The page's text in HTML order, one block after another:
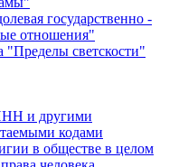
государственно -
отношения"
"Пределы светскости"
и другими
кодами
в обществе в целом